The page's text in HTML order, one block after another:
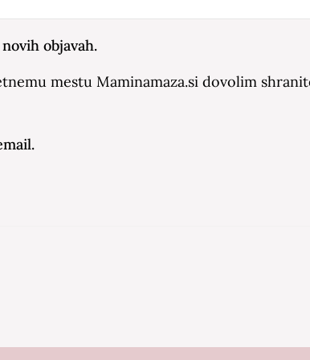
objavah.
mestu Maminamaza.si dovolim